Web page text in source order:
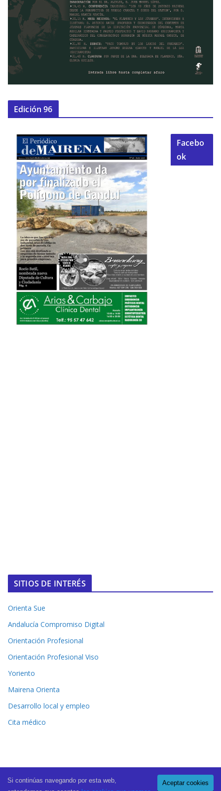
Edición 96
Facebo
ok
SITIOS DE INTERÉS
Orienta Sue
Andalucía Compromiso Digital
Orientación Profesional
Orientación Profesional Viso
Yoriento
Mairena Orienta
Desarrollo local y empleo
Cita médico
Copyright © 2026 El Periódico de Mairena . All rights reserved.
Aceptar cookies
Si continúas navegando por esta web,